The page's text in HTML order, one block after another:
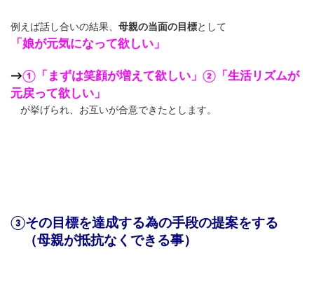
例えば話し合いの結果、 母親の当面の目標として
「娘が元気になって欲しい」
→①「まずは笑顔が増えて欲しい」②「生活リズムが
元戻って欲しい」
が挙げられ、お互いが合意できたとします。
③その目標を達成する為の手段の提案をする
（母親が抵抗なくできる事）